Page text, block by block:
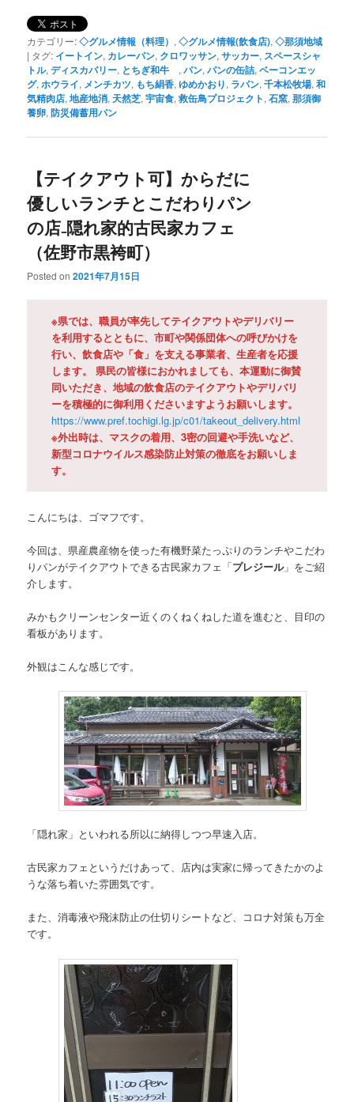
カテゴリー:◇グルメ情報（料理） ,◇グルメ情報(飲食店),◇那須地域
| タグ: イートイン, カレーパン, クロワッサン,サッカー, スペースシャ
トル,ディスカバリー, とちぎ和牛 ,パン,パンの缶詰,ベーコンエッ
グ,ホウライ, メンチカツ, もち絹香,ゆめかおり, ラパン,千本松牧場,和
気精肉店,地産地消, 天然芝,宇宙食,救缶鳥プロジェクト,石窯,那須御
養卵,防災備蓄用パン
【テイクアウト可】からだに
優しいランチとこだわりパン
の店₋隠れ家的古民家カフェ
（佐野市黒袴町）
Posted on2021年7月15日
※県では、職員が率先してテイクアウトやデリバリー
を利用するとともに、市町や関係団体への呼びかけを
行い、飲食店や「食」を支える事業者、生産者を応援
します。 県民の皆様におかれましても、本運動に御賛
同いただき、地域の飲食店のテイクアウトやデリバリ
ーを積極的に御利用くださいますようお願いします。
https://www.pref.tochigi.lg.jp/c01/takeout_delivery.html
※外出時は、マスクの着用、3密の回避や手洗いなど、
新型コロナウイルス感染防止対策の徹底をお願いしま
す。
こんにちは、ゴマフです。
今回は、県産農産物を使った有機野菜たっぷりのランチやこだわ
りパンがテイクアウトできる古民家カフェ「プレジール」をご紹
介します。
みかもクリーンセンター近くのくねくねした道を進むと、目印の
看板があります。
外観はこんな感じです。
「隠れ家」といわれる所以に納得しつつ早速入店。
古民家カフェというだけあって、店内は実家に帰ってきたかのよ
うな落ち着いた雰囲気です。
また、消毒液や飛沫防止の仕切りシートなど、コロナ対策も万全
です。